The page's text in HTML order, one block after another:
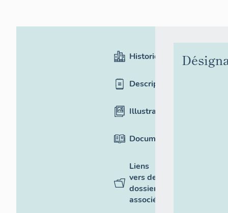
Historique
Description
Illustrations
Documentation
Liens
vers des
dossiers
associés